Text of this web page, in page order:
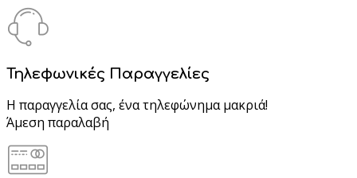
Τηλεφωνικές Παραγγελίες
Η παραγγελία σας, ένα τηλεφώνημα μακριά!
Άμεση παραλαβή